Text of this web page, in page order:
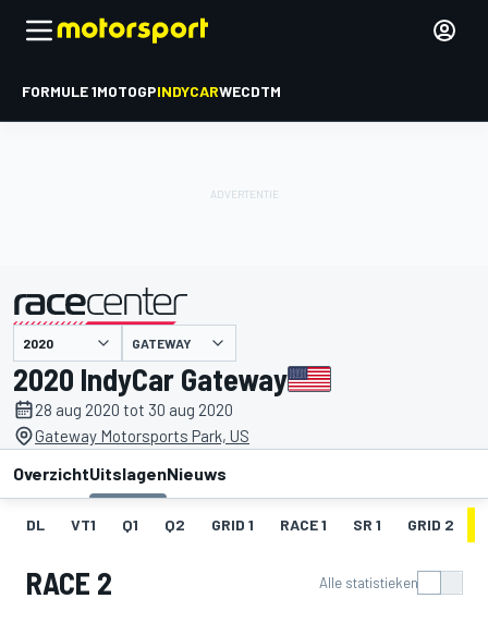
FORMULE 1MOTOGPINDYCARWECDTM
gepresenteerd door GATEWAY
2020 IndyCar Gateway
28 aug 2020 tot 30 aug 2020
Gateway Motorsports Park, US
OverzichtUitslagenNieuws
DL VT1 Q1 Q2 GRID 1 RACE 1 SR 1 GRID 2
RACE 2 Alle statistieken